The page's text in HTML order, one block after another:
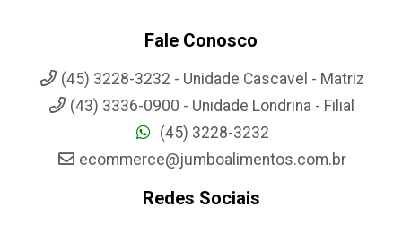
Fale Conosco
(45) 3228-3232 - Unidade Cascavel - Matriz
(43) 3336-0900 - Unidade Londrina - Filial
(45) 3228-3232
ecommerce@jumboalimentos.com.br
Redes Sociais